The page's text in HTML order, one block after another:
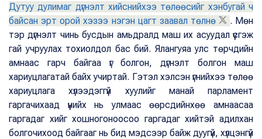
Дутуу дулимаг дүгнэлт хийснийхээ төлөөсийг хэнбугай ч
байсан эрт орой хэзээ нэгэн цагт заавал төлнө
. Мөн
тэр дүгнэлт чинь бусдын амьдралд маш их асуудал үүсгэж
гай учруулах тохиолдол бас бий. Ялангуяа улс төрчдийн
амнаас гарч байгаа үг болгон, дүгнэлт болгон маш
хариуцлагатай байх учиртай. Гэтэл хэлсэн үгнийхээ төлөө
хариуцлага хүлээдэггүй хуулийг манай парламент
гаргачихаад үүнийх нь улмаас өөрсдийнхөө амнаасаа
гаргадаг хийг хошногоноосоо гаргадаг хийтэй адилхан
болгочихоод байгааг нь бид мэдсээр байж дуугүй, хүлцэнгүй